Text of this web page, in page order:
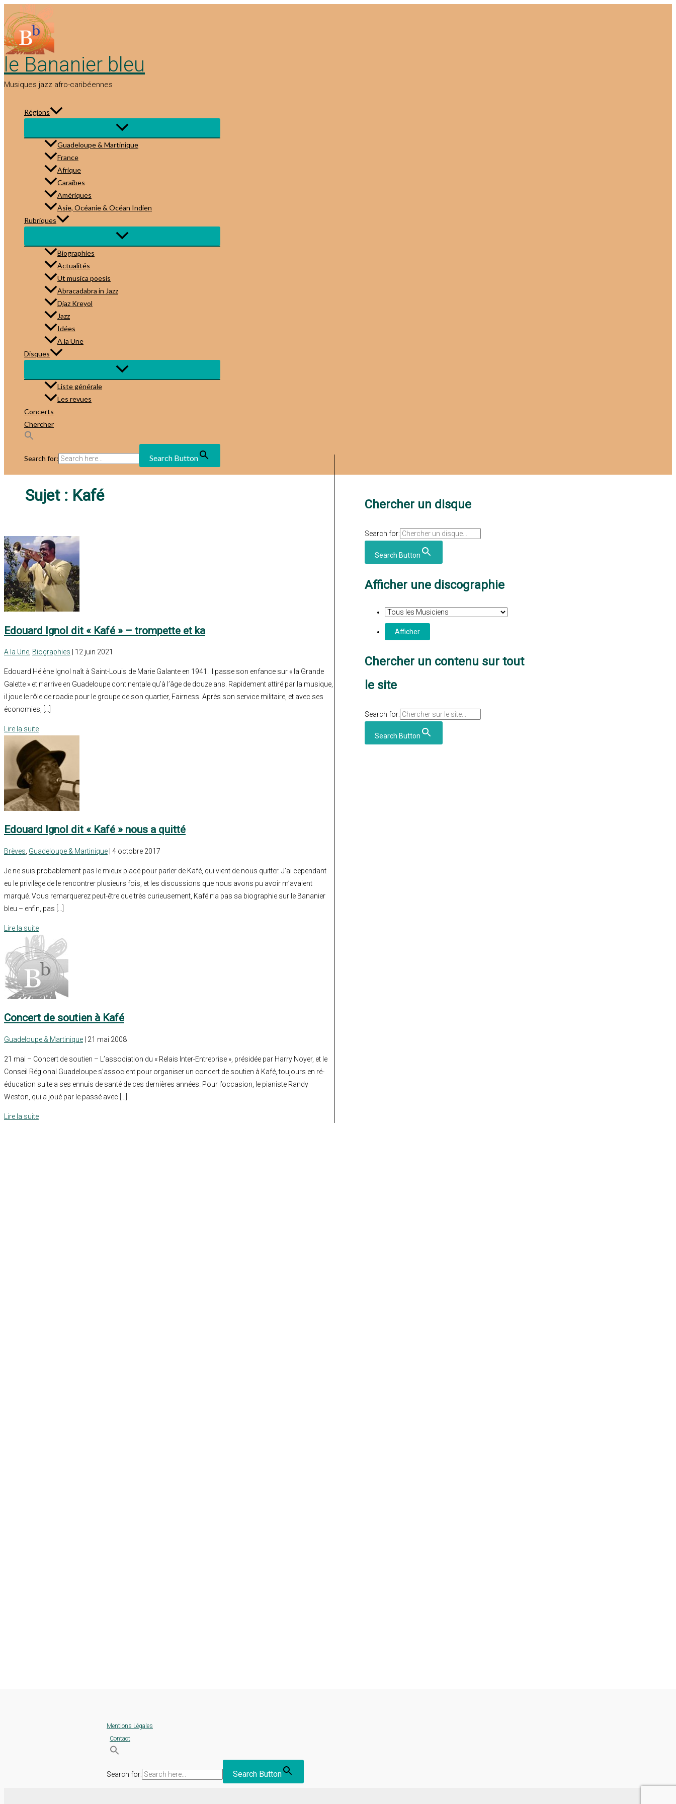
au
contenu
le Bananier bleu
Musiques jazz afro-caribéennes
Régions
Guadeloupe & Martinique
France
Afrique
Caraïbes
Amériques
Asie, Océanie & Océan Indien
Rubriques
Biographies
Actualités
Ut musica poesis
Abracadabra in Jazz
Djaz Kreyol
Jazz
Idées
A la Une
Disques
Liste générale
Les revues
Concerts
Chercher
Search for: Search Button
Sujet : Kafé
Edouard Ignol dit « Kafé » – trompette et ka
A la Une Biographies | 12 juin 2021
Edouard Hélène Ignol naît à Saint-Louis de Marie Galante en 1941. Il passe son enfance sur « la Grande
Galette » et n’arrive en Guadeloupe continentale qu’à l’âge de douze ans. Rapidement attiré par la musique,
il joue le rôle de roadie pour le groupe de son quartier, Fairness. Après son service militaire, et avec ses
économies, […]
Lire la suite
Edouard Ignol dit « Kafé » nous a quitté
Brèves Guadeloupe & Martinique | 4 octobre 2017
Je ne suis probablement pas le mieux placé pour parler de Kafé, qui vient de nous quitter. J’ai cependant
eu le privilège de le rencontrer plusieurs fois, et les discussions que nous avons pu avoir m’avaient
marqué. Vous remarquerez peut-être que très curieusement, Kafé n’a pas sa biographie sur le Bananier
bleu – enfin, pas […]
Lire la suite
Concert de soutien à Kafé
Guadeloupe & Martinique | 21 mai 2008
21 mai – Concert de soutien – L’association du « Relais Inter-Entreprise », présidée par Harry Noyer, et le
Conseil Régional Guadeloupe s’associent pour organiser un concert de soutien à Kafé, toujours en ré-
éducation suite a ses ennuis de santé de ces dernières années. Pour l’occasion, le pianiste Randy
Weston, qui a joué par le passé avec […]
Lire la suite
Chercher un disque
Search for:
Search Button
Afficher une discographie
Chercher un contenu sur tout
le site
Search for:
Search Button
Mentions Légales
Contact
Search for: Search Button